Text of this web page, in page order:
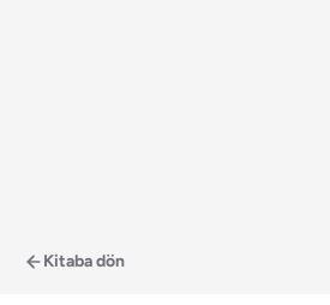
Kitaba dön